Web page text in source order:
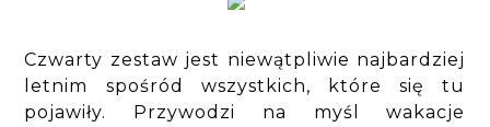
Czwarty zestaw jest niewątpliwie najbardziej
letnim spośród wszystkich, które się tu
pojawiły. Przywodzi na myśl wakacje